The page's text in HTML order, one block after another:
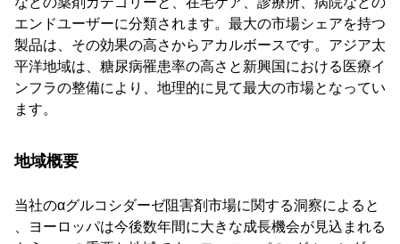
エンドユーザーに分類されます。最大の市場シェアを持つ
製品は、その効果の高さからアカルボースです。アジア太
平洋地域は、糖尿病罹患率の高さと新興国における医療イ
ンフラの整備により、地理的に見て最大の市場となってい
ます。
地域概要
当社のαグルコシダーゼ阻害剤市場に関する洞察によると
、ヨーロッパは今後数年間に大きな成長機会が見込まれる